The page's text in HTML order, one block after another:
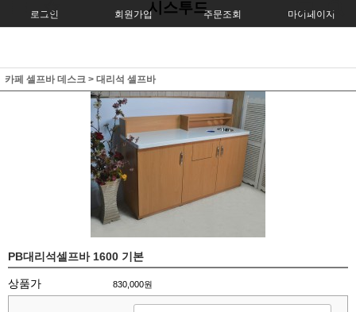
로그인 회원가입 주문조회 마이페이지
시스투드
카페 셀프바 데스크 > 대리석 셀프바
PB대리석셀프바 1600 기본
상품가 830,000원